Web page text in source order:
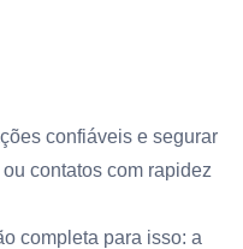
confiáveis e segurar
contatos com rapidez
completa para isso: a